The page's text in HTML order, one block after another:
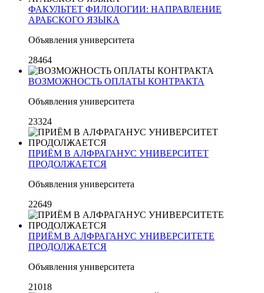
ФАКУЛЬТЕТ ФИЛОЛОГИИ: НАПРАВЛЕНИЕ
АРАБСКОГО ЯЗЫКА
Объявления университета
28464
ВОЗМОЖНОСТЬ ОПЛАТЫ КОНТРАКТА
Объявления университета
23324
ПРИЁМ В АЛФРАГАНУС УНИВЕРСИТЕТ
ПРОДОЛЖАЕТСЯ
Объявления университета
22649
ПРИЁМ В АЛФРАГАНУС УНИВЕРСИТЕТЕ
ПРОДОЛЖАЕТСЯ
Объявления университета
21018